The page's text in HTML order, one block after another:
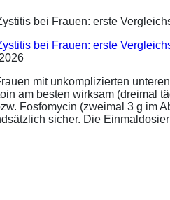
bei Frauen: erste
mit unkomplizierten
am besten wirksam (dreimal
Fosfomycin (zweimal 3 g im
sicher. Die